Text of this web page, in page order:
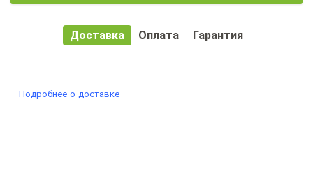
Доставка Оплата Гарантия
Подробнее о доставке